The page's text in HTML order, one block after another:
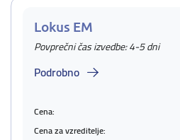
Lokus EM
Povprečni čas izvedbe: 4-5 dni
Podrobno
Cena:
Cena za vzreditelje: